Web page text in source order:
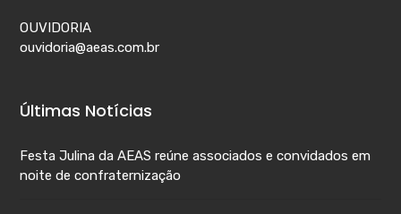
OUVIDORIA
ouvidoria@aeas.com.br
Últimas Notícias
Festa Julina da AEAS reúne associados e convidados em
noite de confraternização